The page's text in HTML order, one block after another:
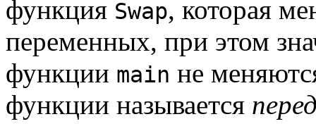
функция Swap, которая
переменных, при этом
функции main не
функции называется